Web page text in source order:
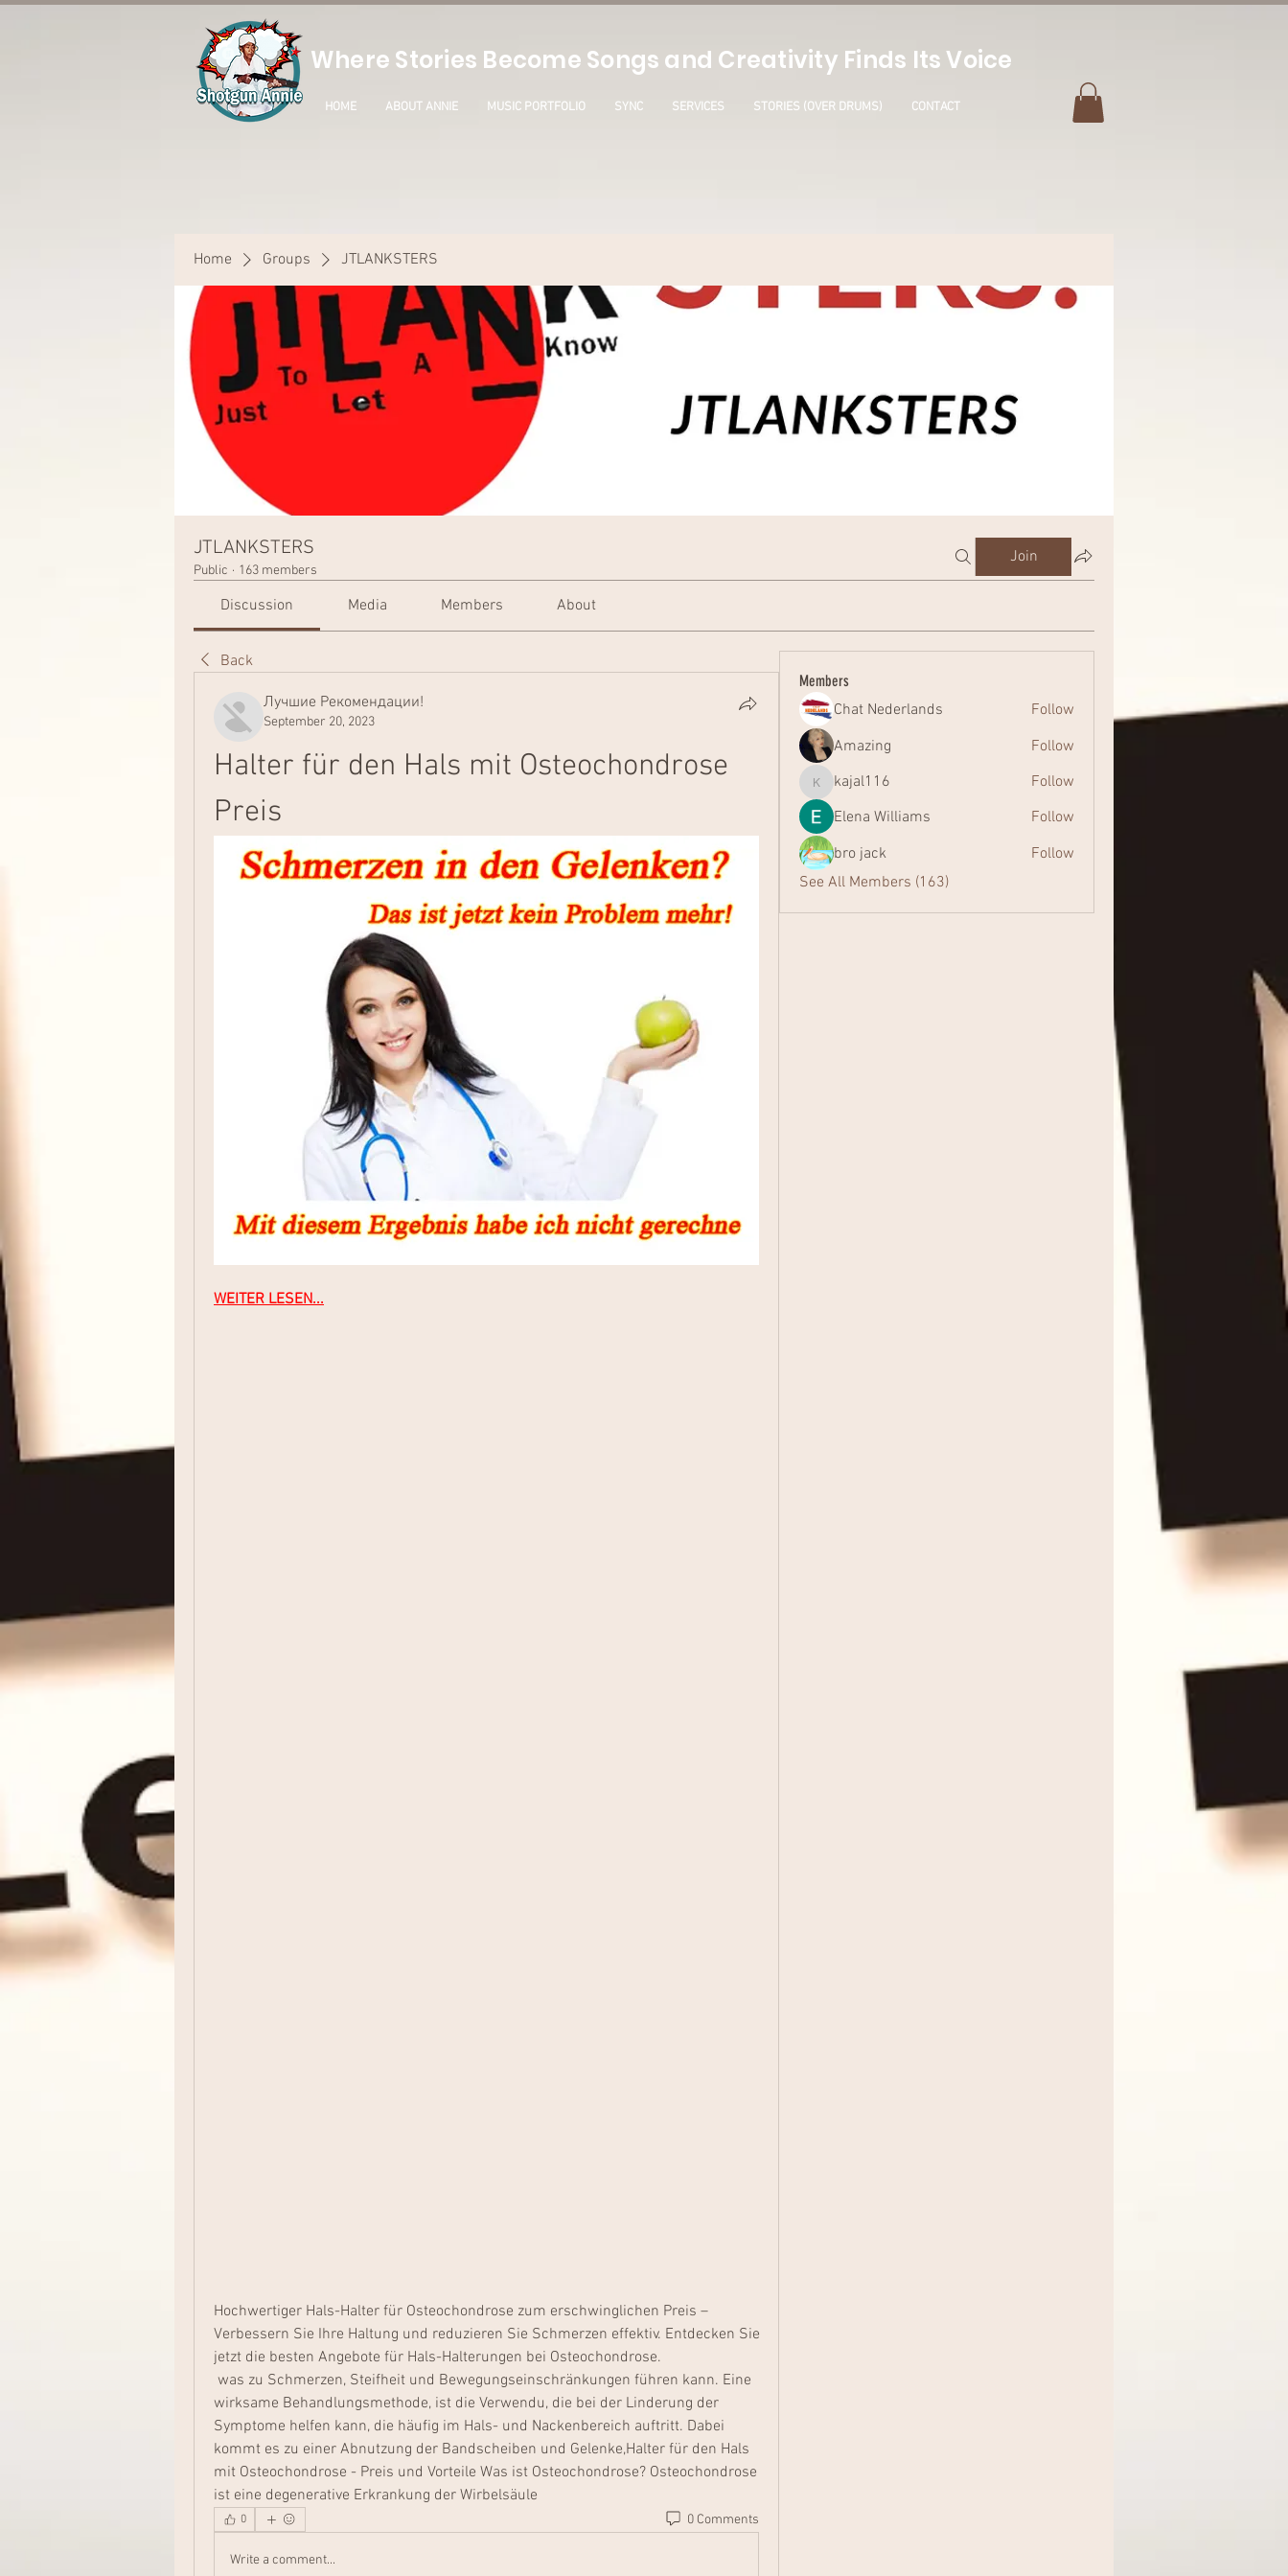
Where Stories Become Songs and Creativity Finds Its Voice
HOME ABOUT ANNIE MUSIC PORTFOLIO SYNC SERVICES STORIES (OVER DRUMS) CONTACT
Home Groups JTLANKSTERS
JTLANKSTERS
Public · 163 members
Join
Discussion Media Members About
Back
Лучшие Рекомендации!
September 20, 2023
Halter für den Hals mit Osteochondrose
Preis
WEITER LESEN...
Hochwertiger Hals-Halter für Osteochondrose zum erschwinglichen Preis –
Verbessern Sie Ihre Haltung und reduzieren Sie Schmerzen effektiv. Entdecken Sie
jetzt die besten Angebote für Hals-Halterungen bei Osteochondrose.
wirksame Behandlungsmethode, ist die Verwendu, die bei der Linderung der
Symptome helfen kann, die häufig im Hals- und Nackenbereich auftritt. Dabei
kommt es zu einer Abnutzung der Bandscheiben und Gelenke,Halter für den Hals
mit Osteochondrose - Preis und Vorteile Was ist Osteochondrose? Osteochondrose
ist eine degenerative Erkrankung der Wirbelsäule
0 0 Comments
Write a comment...
Members
Chat Nederlands
Follow
Amazing
Follow
kajal116
kajal116
Follow
Elena Williams
Follow
bro jack
Follow
See All Members (163)